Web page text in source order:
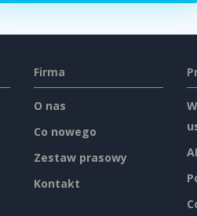
Firma
O nas
Co nowego
Zestaw prasowy
Kontakt